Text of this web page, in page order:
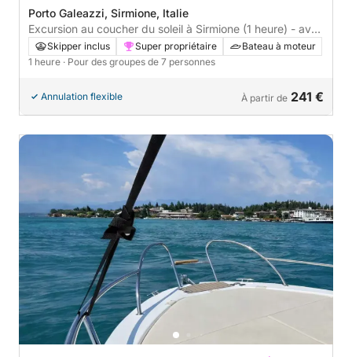
Porto Galeazzi, Sirmione, Italie
Excursion au coucher du soleil à Sirmione (1 heure) - avec
apéritif (6 personnes)
Skipper inclus Super propriétaire
Bateau à moteur
1 heure · Pour des groupes de 7 personnes
Annulation flexible À partir de 241 €